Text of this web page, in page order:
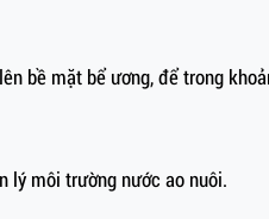
bề mặt bể ương, để trong
lý môi trường nước ao nuôi.